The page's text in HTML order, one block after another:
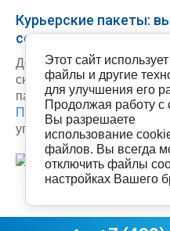
Курьерские пакеты:
сегодня!
Дорогие покупатели! У
снижены цены на
пакетов!
Переходите в каталог,
упаковку с еще большей
Этот сайт
файлы и другие
для улучшения его
Продолжая работу с
Вы разрешаете
использование
файлов. Вы всегда
отключить файлы
настройках Вашего